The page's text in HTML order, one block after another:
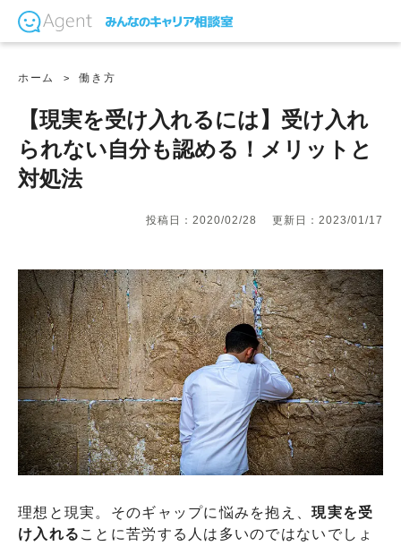
ホーム 働き方
【現実を受け入れるには】受け入れ
られない自分も認める！メリットと
対処法
投稿日：2020/02/28 更新日：2023/01/17
理想と現実。そのギャップに悩みを抱え、現実を受
け入れる ことに苦労する人は多いのではないでしょ